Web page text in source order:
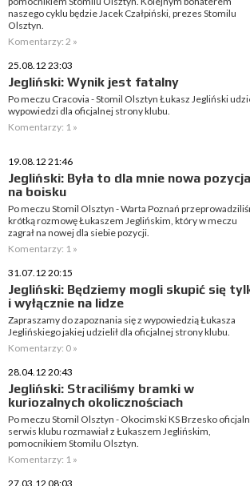
naszego cyklu będzie Jacek Czałpiński, prezes Stomilu
Olsztyn.
Komentarzy: 2 »
25.08.12 23:03
Jegliński: Wynik jest fatalny
Po meczu Cracovia - Stomil Olsztyn Łukasz Jegliński
wypowiedzi dla oficjalnej strony klubu.
Komentarzy: 1 »
19.08.12 21:46
Jegliński: Była to dla mnie nowa pozycja
na boisku
Po meczu Stomil Olsztyn - Warta Poznań
krótką rozmowę Łukaszem Jeglińskim, który w meczu
zagrał na nowej dla siebie pozycji.
Komentarzy: 1 »
31.07.12 20:15
Jegliński: Będziemy mogli skupić się
i wyłącznie na lidze
Zapraszamy do zapoznania się z wypowiedzią Łukasza
Jeglińskiego jakiej udzielił dla oficjalnej strony klubu.
Komentarzy: 0 »
28.04.12 20:43
Jegliński: Straciliśmy bramki w
kuriozalnych okolicznościach
Po meczu Stomil Olsztyn - Okocimski KS Brzesko
serwis klubu rozmawiał z Łukaszem Jeglińskim,
pomocnikiem Stomilu Olsztyn.
Komentarzy: 1 »
27.03.12 08:03